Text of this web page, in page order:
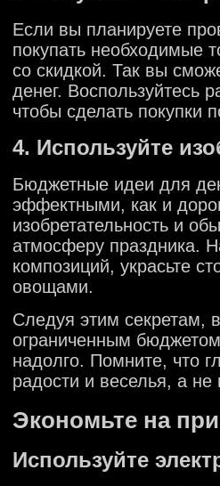
Если вы планируете
покупать необходимые
со скидкой. Так вы
денег. Воспользуйтесь
чтобы сделать покупки
4. Используйте
Бюджетные идеи для
эффектными, как и
изобретательность и
атмосферу праздника.
композиций, украсьте
овощами.
Следуя этим секретам,
ограниченным
надолго. Помните, что
радости и веселья, а не
Экономьте на
Используйте